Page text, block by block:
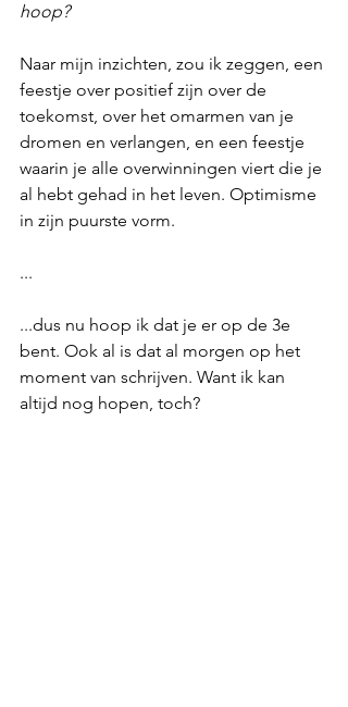
hoop?
Naar mijn inzichten, zou ik zeggen, een
feestje over positief zijn over de
toekomst, over het omarmen van je
dromen en verlangen, en een feestje
waarin je alle overwinningen viert die je
al hebt gehad in het leven. Optimisme
in zijn puurste vorm.
...
...dus nu hoop ik dat je er op de 3e
bent. Ook al is dat al morgen op het
moment van schrijven. Want ik kan
altijd nog hopen, toch?